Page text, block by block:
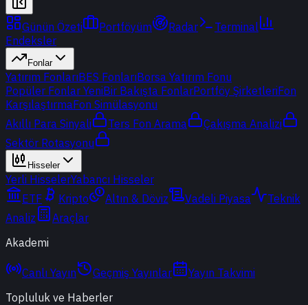
Günün Özeti Portföyüm Radar
Terminal
Endeksler
Fonlar
Yatırım FonlarıBES FonlarıBorsa Yatırım Fonu
Popüler Fonlar YeniBir Bakışta FonlarPortföy ŞirketleriFon
KarşılaştırmaFon Simülasyonu
Akıllı Para Sinyali
Ters Fon Arama
Çakışma Analizi
Sektör Rotasyonu
Hisseler
Yerli HisselerYabancı Hisseler
ETF
Kripto Altın & Döviz Vadeli Piyasa
Teknik
Analiz
Araçlar
Akademi
Canlı Yayın Geçmiş Yayınlar
Yayın Takvimi
Topluluk ve Haberler